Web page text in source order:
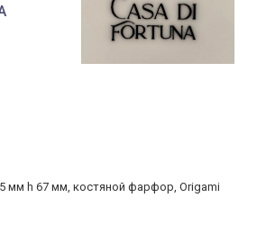
мм h 67 мм, костяной фарфор, Origami